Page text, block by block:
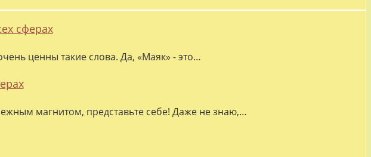
сферах
ценны такие слова. Да, «Маяк» - это…
магнитом, представьте себе! Даже не знаю,…